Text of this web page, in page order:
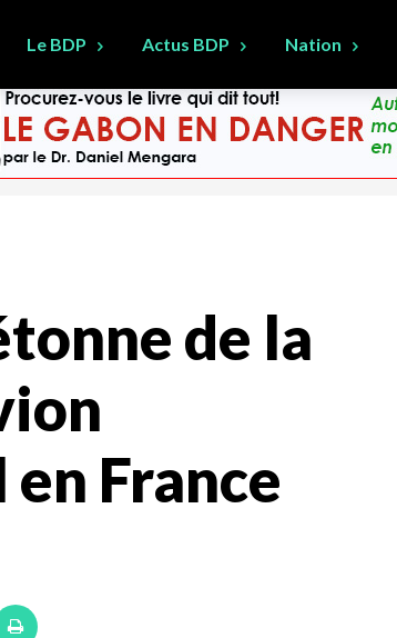
Le BDP Actus BDP Nation
de la
France